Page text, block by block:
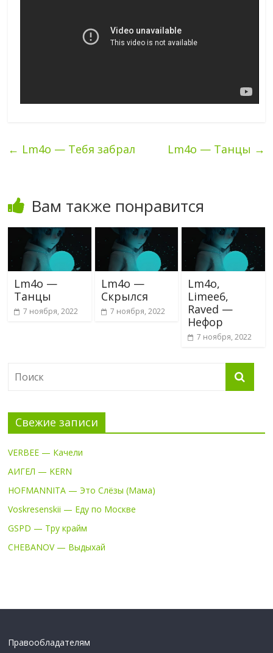
← Lm4o — Тебя забрал Lm4o — Танцы →
Вам также понравится
Lm4o —
Танцы
7 ноября, 2022
Lm4o —
Скрылся
7 ноября, 2022
Lm4o,
Limee6,
Raved —
Нефор
7 ноября, 2022
Свежие записи
VERBEE — Качели
АИГЕЛ — KERN
HOFMANNITA — Это Слёзы (Мама)
Voskresenskii — Еду по Москве
GSPD — Тру крайм
CHEBANOV — Выдыхай
Правообладателям